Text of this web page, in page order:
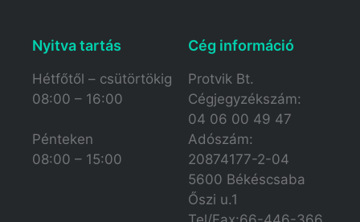
Nyitva tartás​
Hétfőtől – csütörtökig
08:00 – 16:00
Pénteken
08:00 – 15:00
Cég információ
Protvik Bt.
Cégjegyzékszám:
04 06 00 49 47
Adószám:
20874177-2-04
5600 Békéscsaba
Őszi u.1